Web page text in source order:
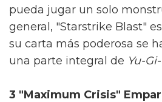
pueda jugar un solo
general, "Starstrike Blast"
su carta más poderosa se
una parte integral de Yu-
3 "Maximum Crisis"